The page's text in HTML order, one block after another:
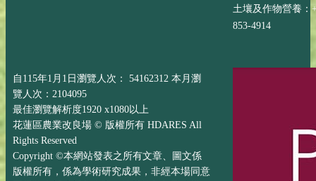
土壤及作物營養：
853-4914
自115年1月1日瀏覽人次： 54162312 本月瀏
覽人次：2104095
最佳瀏覽解析度1920 x1080以上
花蓮區農業改良場 © 版權所有 HDARES All
Rights Reserved
Copyright ©本網站發表之所有文章、圖文係
版權所有，係為學術研究成果，非經本場同意